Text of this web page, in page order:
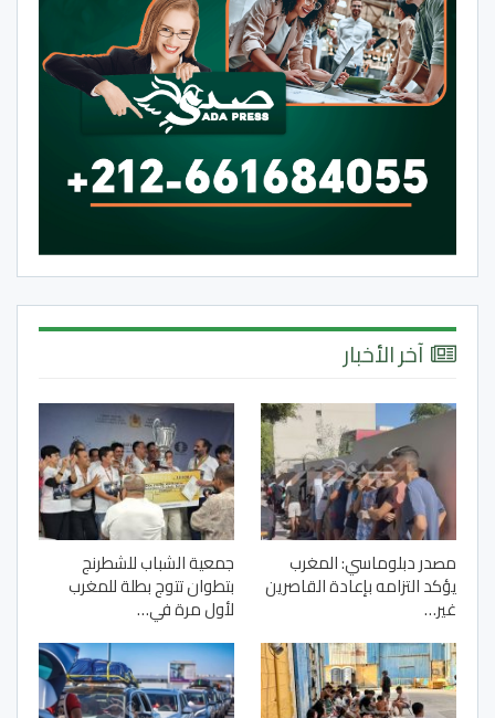
آخر الأخبار
مصدر دبلوماسي: المغرب
يؤكد التزامه بإعادة القاصرين
غير…
جمعية الشباب للشطرنج
بتطوان تتوج بطلة للمغرب
لأول مرة في…